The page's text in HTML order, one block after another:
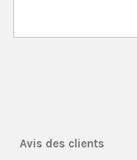
Avis des clients